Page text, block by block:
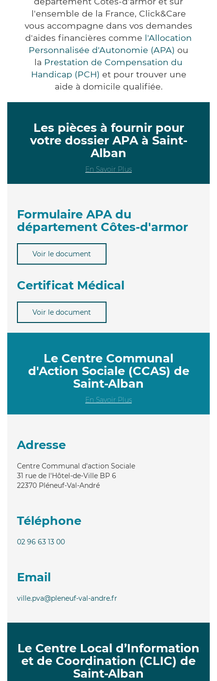
l'ensemble de la France, Click&Care
vous accompagne dans vos demandes
d'aides financières comme l'Allocation
Personnalisée d'Autonomie (APA) ou
la Prestation de Compensation du
Handicap (PCH) et pour trouver une
aide à domicile qualifiée.
Les pièces à fournir pour
votre dossier APA à Saint-
Alban
En Savoir Plus
Formulaire APA du
département Côtes-d'armor
Voir le document
Certificat Médical
Voir le document
Le Centre Communal
d'Action Sociale (CCAS) de
Saint-Alban
En Savoir Plus
Adresse
Centre Communal d'action Sociale
31 rue de l'Hôtel-de-Ville BP 6
22370 Pléneuf-Val-André
Téléphone
02 96 63 13 00
Email
ville.pva@pleneuf-val-andre.fr
Le Centre Local d’Information
et de Coordination (CLIC) de
Saint-Alban